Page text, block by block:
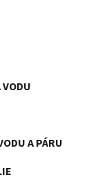
A PÁRU